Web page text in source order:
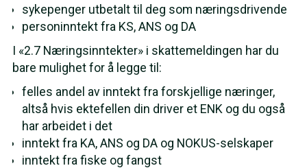
sykepenger utbetalt til deg som næringsdrivende
personinntekt fra KS, ANS og DA
I «2.7 Næringsinntekter» i skattemeldingen har du
bare mulighet for å legge til:
felles andel av inntekt fra forskjellige næringer,
altså hvis ektefellen din driver et ENK og du også
har arbeidet i det
inntekt fra KA, ANS og DA og NOKUS-selskaper
inntekt fra fiske og fangst